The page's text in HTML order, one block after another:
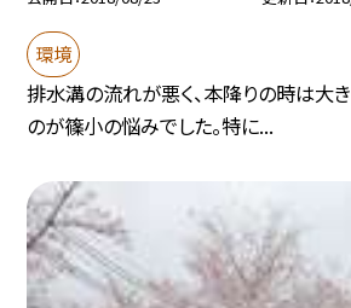
環境
排水溝の流れが悪く、本降りの時は大
のが篠小の悩みでした。特に...